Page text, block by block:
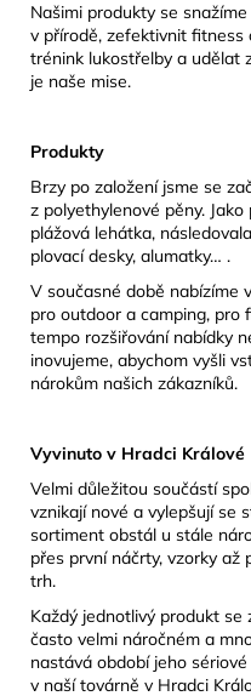
Našimi produkty se
v přírodě, zefektivnit fitness
trénink lukostřelby a udělat
je naše mise.
Produkty
Brzy po založení jsme se
z polyethylenové pěny.
plážová lehátka,
plovací desky, alumatky… .
V současné době nabízíme
pro outdoor a camping, pro
tempo rozšiřování nabídky
inovujeme, abychom vyšli
nárokům našich zákazníků.
Vyvinuto v Hradci Králové
Velmi důležitou součástí
vznikají nové a vylepšují se
sortiment obstál u stále
přes první náčrty, vzorky
trh.
Každý jednotlivý produkt se
často velmi náročném a
nastává období jeho
v naší továrně v Hradci